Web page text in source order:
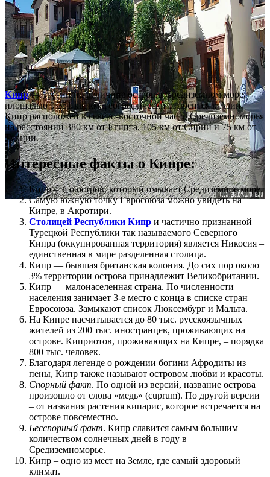
Кипр— третий по величине остров в Средиземном море,
площадью 9 251 кв. км, географически относится к Азии.
Кипр расположен в северо-восточной части Средиземноморья
на расстоянии 380 км от Египта, 105 км от Сирии и 75 км от
Турции.
Интересные факты о Кипре:
Кипр – это остров, который омывает Средиземное море.
Самую южную точку Евросоюза можно увидеть на
Кипре, в Акротири.
Столицей Республики Кипр и частично признанной
Турецкой Республики так называемого Северного
Кипра (оккупированная территория) является Никосия –
единственная в мире разделенная столица.
Кипр — бывшая британская колония. До сих пор около
3% территории острова принадлежит Великобритании.
Кипр — малонаселенная страна. По численности
населения занимает 3-е место с конца в списке стран
Евросоюза. Замыкают список Люксембург и Мальта.
На Кипре насчитывается до 80 тыс. русскоязычных
жителей из 200 тыс. иностранцев, проживающих на
острове. Киприотов, проживающих на Кипре, – порядка
800 тыс. человек.
Благодаря легенде о рождении богини Афродиты из
пены, Кипр также называют островом любви и красоты.
Спорный факт. По одной из версий, название острова
произошло от слова «медь» (cuprum). По другой версии
– от названия растения кипарис, которое встречается на
острове повсеместно.
Бесспорный факт. Кипр славится самым большим
количеством солнечных дней в году в
Средиземноморье.
Кипр – одно из мест на Земле, где самый здоровый
климат.